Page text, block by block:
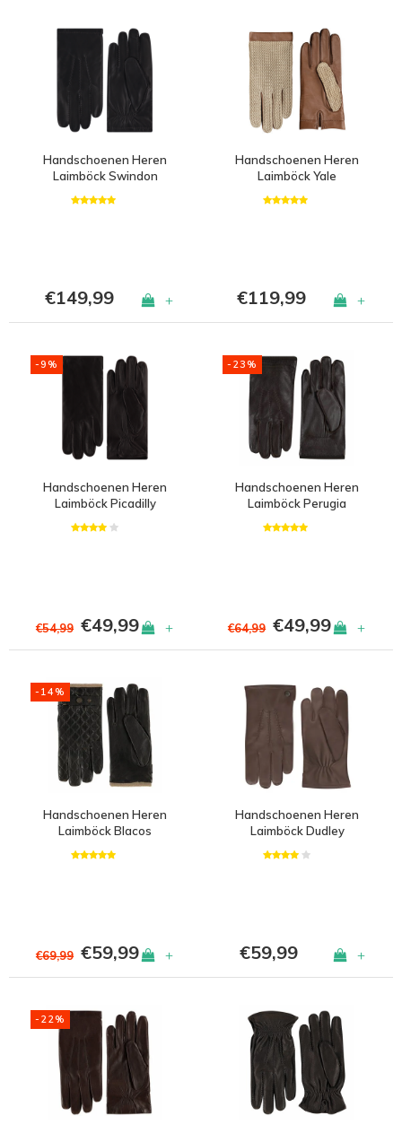
Handschoenen Heren
Laimböck Swindon
€149,99 +
Handschoenen Heren
Laimböck Yale
€119,99 +
-9%
Handschoenen Heren
Laimböck Picadilly
€54,99 €49,99 +
-23%
Handschoenen Heren
Laimböck Perugia
€64,99 €49,99 +
-14%
Handschoenen Heren
Laimböck Blacos
€69,99 €59,99 +
Handschoenen Heren
Laimböck Dudley
€59,99 +
-22%